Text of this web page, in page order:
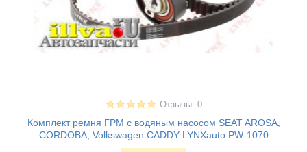
Отзывы: 0
Комплект ремня ГРМ с водяным насосом SEAT AROSA,
CORDOBA, Volkswagen CADDY LYNXauto PW-1070